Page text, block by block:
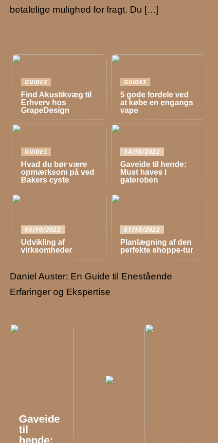
betalelige mulighed for fragt. Du […]
GUIDES
Find Akustikvæg til
Erhverv hos
GrapeDesign
GUIDES
5 gode fordele ved
at købe en engangs
vape
GUIDES
Hvad du bør være
opmærksom på ved
Bakers cyste
14/10/2022
Gaveide til hende:
Must haves i
gateroben
05/10/2022
Udvikling af
virksomheder
01/10/2022
Planlægning af den
perfekte shoppe-tur
Daniel Auster: En Guide til Enestående
Erfaringer og Ekspertise
Gaveide
til
hende: